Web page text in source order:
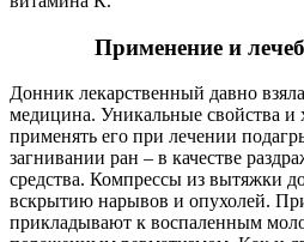
Применение и
Донник лекарственный давно
медицина. Уникальные свойства и
применять его при лечении
загнивании ран – в качестве
средства. Компрессы из вытяжки
вскрытию нарывов и опухолей.
прикладывают к воспаленным